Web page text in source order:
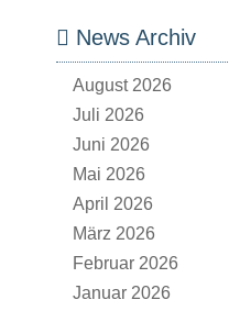
News Archiv
August 2026
Juli 2026
Juni 2026
Mai 2026
April 2026
März 2026
Februar 2026
Januar 2026